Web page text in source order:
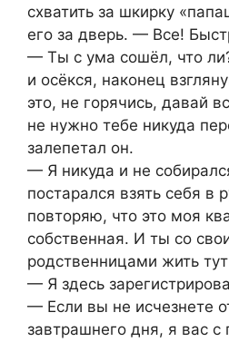
схватить за шкирку
его за дверь. — Все!
— Ты с ума сошёл, что
и осёкся, наконец
это, не горячись, давай
не нужно тебе никуда
залепетал он.
— Я никуда и не
постарался взять себя в
повторяю, что это моя
собственная. И ты со
родственницами жить
— Я здесь
— Если вы не исчезнете
завтрашнего дня, я вас